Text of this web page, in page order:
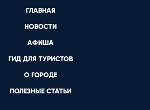
ГЛАВНАЯ
НОВОСТИ
АФИША
ГИД ДЛЯ ТУРИСТОВ
О ГОРОДЕ
ПОЛЕЗНЫЕ СТАТЬИ